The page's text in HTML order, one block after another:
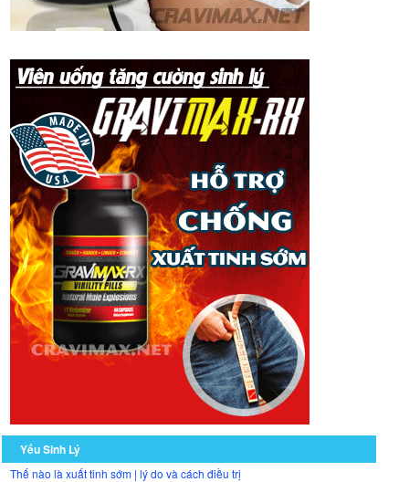
Yếu Sinh Lý
Thế nào là xuất tinh sớm | lý do và cách điều trị